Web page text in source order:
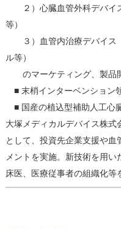
２）心臓血管外科デバイ
等）
３）血管内治療デバイス
ル等）
のマーケティング、製品開
■ 末梢インターベンション
■ 国産の植込型補助人工心
大塚メディカルデバイス株式
として、投資先企業支援や
メントを実施。新技術を用
床医、医療従事者の組織化等